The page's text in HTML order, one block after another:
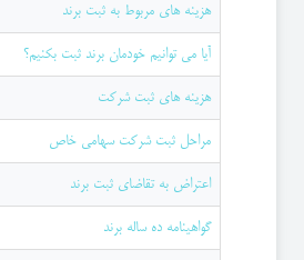
هزینه های مربوط به ثبت برند
آیا می توانیم خودمان برند ثبت بکنیم؟
هزینه های ثبت شرکت
مراحل ثبت شرکت سهامی خاص
اعتراض به تقاضای ثبت برند
گواهینامه ده ساله برند